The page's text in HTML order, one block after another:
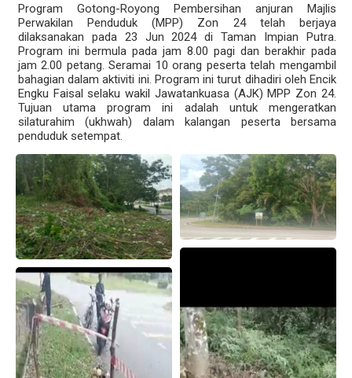
Program Gotong-Royong Pembersihan anjuran Majlis
Perwakilan Penduduk (MPP) Zon 24 telah berjaya
dilaksanakan pada 23 Jun 2024 di Taman Impian Putra.
Program ini bermula pada jam 8.00 pagi dan berakhir pada
jam 2.00 petang. Seramai 10 orang peserta telah mengambil
bahagian dalam aktiviti ini. Program ini turut dihadiri oleh Encik
Engku Faisal selaku wakil Jawatankuasa (AJK) MPP Zon 24.
Tujuan utama program ini adalah untuk mengeratkan
silaturahim (ukhwah) dalam kalangan peserta bersama
penduduk setempat.